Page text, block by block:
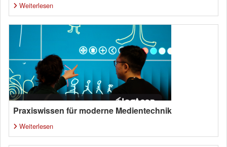
Weiterlesen
Praxiswissen für moderne Medientechnik
Weiterlesen